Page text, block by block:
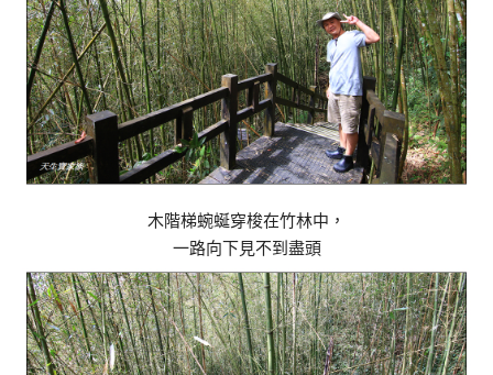
木階梯蜿蜒穿梭在竹林中，
一路向下見不到盡頭